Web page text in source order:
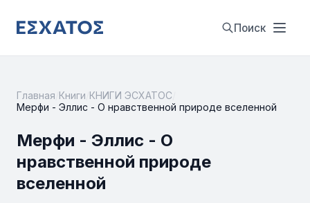
Поиск
Главная Книги КНИГИ ЭСХАТОС
Мерфи - Эллис - О нравственной природе вселенной
Мерфи - Эллис - О
нравственной природе
вселенной